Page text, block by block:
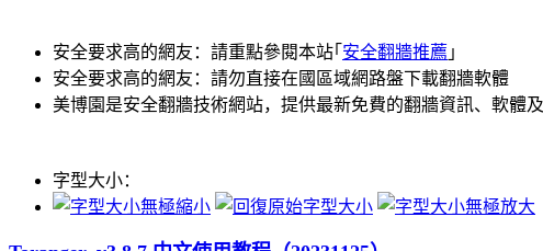
安全要求高的網友：請重點參閱本站｢ 安全翻牆推薦 ｣
安全要求高的網友：請勿直接在國區域網路盤下載翻牆軟體
美博園是安全翻牆技術網站，提供最新免費的翻牆資訊、軟體
字型大小：